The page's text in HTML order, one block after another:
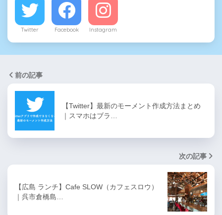
Twitter Facebook Instagram
前の記事
【Twitter】最新のモーメント作成方法まとめ
｜スマホはブラ…
次の記事
【広島 ランチ】Cafe SLOW（カフェスロウ）
｜呉市倉橋島…